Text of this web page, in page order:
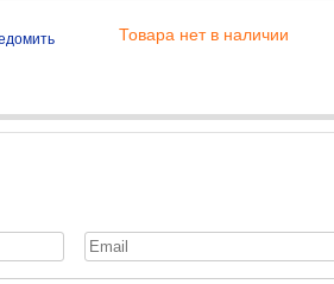
Товара нет в наличии